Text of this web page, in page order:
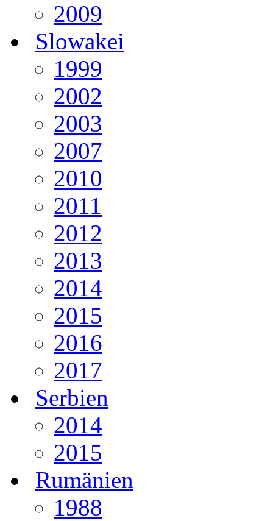
2009
Slowakei
1999
2002
2003
2007
2010
2011
2012
2013
2014
2015
2016
2017
Serbien
2014
2015
Rumänien
1988